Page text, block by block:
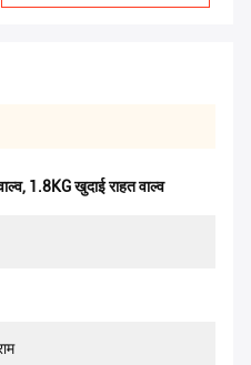
, 1.8KG खुदाई राहत वाल्व